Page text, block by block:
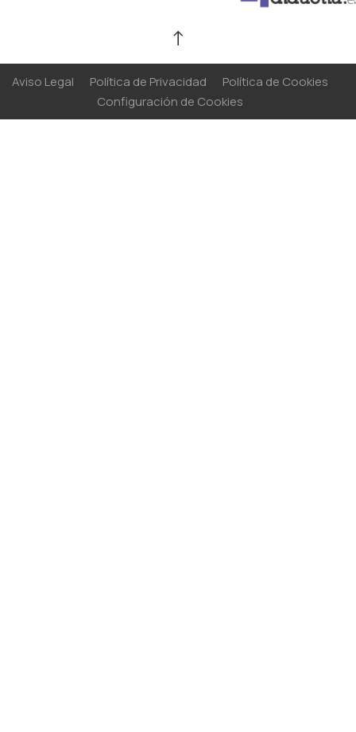
↑
Aviso Legal Política de Privacidad
Política de Cookies
Configuración de Cookies